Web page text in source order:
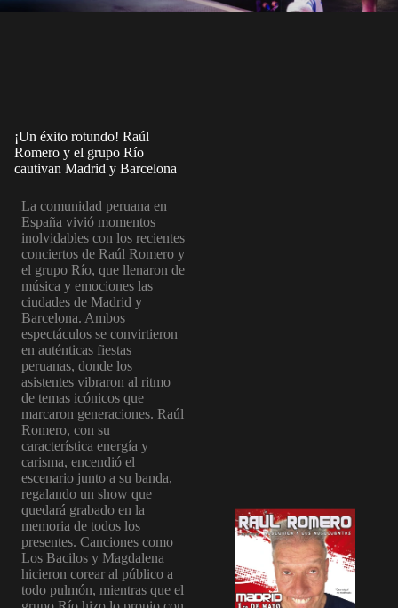
¡Un éxito rotundo! Raúl
Romero y el grupo Río
cautivan Madrid y Barcelona
La comunidad peruana en
España vivió momentos
inolvidables con los recientes
conciertos de Raúl Romero y
el grupo Río, que llenaron de
música y emociones las
ciudades de Madrid y
Barcelona. Ambos
espectáculos se convirtieron
en auténticas fiestas
peruanas, donde los
asistentes vibraron al ritmo
de temas icónicos que
marcaron generaciones. Raúl
Romero, con su
característica energía y
carisma, encendió el
escenario junto a su banda,
regalando un show que
quedará grabado en la
memoria de todos los
presentes. Canciones como
Los Bacilos y Magdalena
hicieron corear al público a
todo pulmón, mientras que el